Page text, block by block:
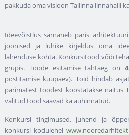
pakkuda oma visioon Tallinna linnahalli
Ideevõistlus sarnaneb päris
joonised ja lühike kirjeldus oma
lahenduse kohta. Konkursitööd võib
grupis. Tööde esitamise tähtaeg on
postitamise kuupäev). Töid hindab
parimatest töödest koostatakse näitus
valitud tööd saavad ka auhinnatud.
Konkursi tingimused, juhend ja
konkursi kodulehel